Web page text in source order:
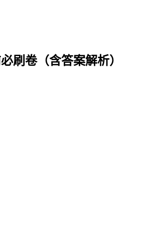
刷卷（含答案解析）